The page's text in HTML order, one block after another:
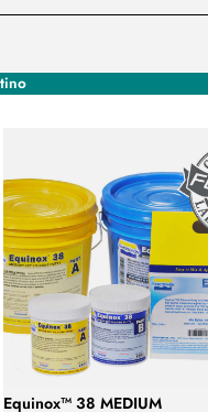
Equinox™ 38 MEDIUM